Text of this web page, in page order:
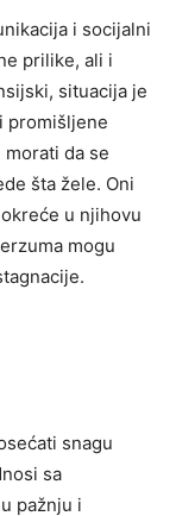
i socijalni
prilike, ali i
situacija je
promišljene
da se
šta žele. Oni
u njihovu
mogu
snagu
sa
pažnju i